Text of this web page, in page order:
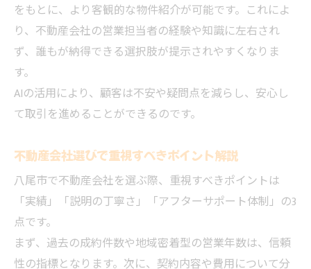
をもとに、より客観的な物件紹介が可能です。これによ
り、不動産会社の営業担当者の経験や知識に左右され
ず、誰もが納得できる選択肢が提示されやすくなりま
す。
AIの活用により、顧客は不安や疑問点を減らし、安心し
て取引を進めることができるのです。
不動産会社選びで重視すべきポイント解説
八尾市で不動産会社を選ぶ際、重視すべきポイントは
「実績」「説明の丁寧さ」「アフターサポート体制」の3
点です。
まず、過去の成約件数や地域密着型の営業年数は、信頼
性の指標となります。次に、契約内容や費用について分